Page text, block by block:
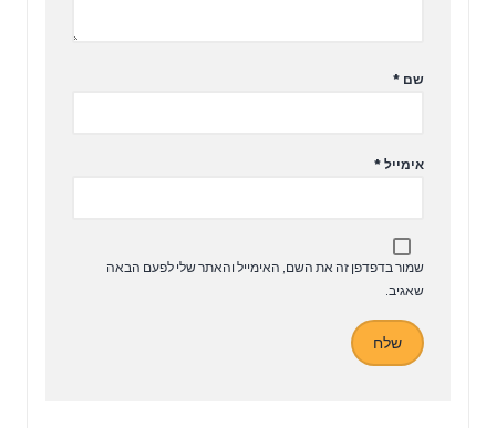
שם *
אימייל *
שמור בדפדפן זה את השם, האימייל והאתר שלי לפעם הבאה
שאגיב.